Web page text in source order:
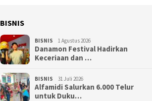
BISNIS
BISNIS 1 Agustus 2026
Danamon Festival Hadirkan
Keceriaan dan …
BISNIS 31 Juli 2026
Alfamidi Salurkan 6.000 Telur
untuk Duku…